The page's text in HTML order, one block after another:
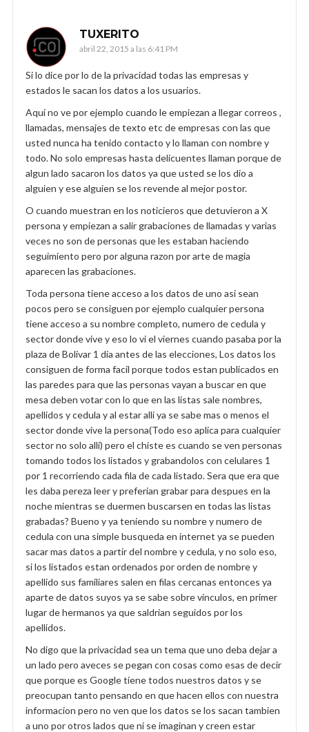
TUXERITO
abril 22, 2015 a las 6:41 PM
Si lo dice por lo de la privacidad todas las empresas y
estados le sacan los datos a los usuarios.
Aqui no ve por ejemplo cuando le empiezan a llegar correos ,
llamadas, mensajes de texto etc de empresas con las que
usted nunca ha tenido contacto y lo llaman con nombre y
todo. No solo empresas hasta delicuentes llaman porque de
algun lado sacaron los datos ya que usted se los dio a
alguien y ese alguien se los revende al mejor postor.
O cuando muestran en los noticieros que detuvieron a X
persona y empiezan a salir grabaciones de llamadas y varias
veces no son de personas que les estaban haciendo
seguimiento pero por alguna razon por arte de magia
aparecen las grabaciones.
Toda persona tiene acceso a los datos de uno asi sean
pocos pero se consiguen por ejemplo cualquier persona
tiene acceso a su nombre completo, numero de cedula y
sector donde vive y eso lo vi el viernes cuando pasaba por la
plaza de Bolivar 1 dia antes de las elecciones, Los datos los
consiguen de forma facil porque todos estan publicados en
las paredes para que las personas vayan a buscar en que
mesa deben votar con lo que en las listas sale nombres,
apellidos y cedula y al estar alli ya se sabe mas o menos el
sector donde vive la persona(Todo eso aplica para cualquier
sector no solo alli) pero el chiste es cuando se ven personas
tomando todos los listados y grabandolos con celulares 1
por 1 recorriendo cada fila de cada listado. Sera que era que
les daba pereza leer y preferian grabar para despues en la
noche mientras se duermen buscarsen en todas las listas
grabadas? Bueno y ya teniendo su nombre y numero de
cedula con una simple busqueda en internet ya se pueden
sacar mas datos a partir del nombre y cedula, y no solo eso,
si los listados estan ordenados por orden de nombre y
apellido sus familiares salen en filas cercanas entonces ya
aparte de datos suyos ya se sabe sobre vinculos, en primer
lugar de hermanos ya que saldrian seguidos por los
apellidos.
No digo que la privacidad sea un tema que uno deba dejar a
un lado pero aveces se pegan con cosas como esas de decir
que porque es Google tiene todos nuestros datos y se
preocupan tanto pensando en que hacen ellos con nuestra
informacion pero no ven que los datos se los sacan tambien
a uno por otros lados que ni se imaginan y creen estar